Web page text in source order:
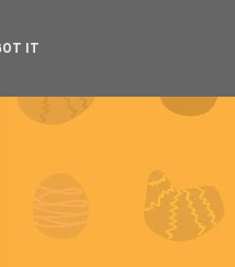
IT